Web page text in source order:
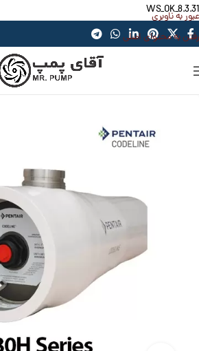
WS_OK_8.3.31
عبور به ناوبری
رفتن به محتوای اصلی